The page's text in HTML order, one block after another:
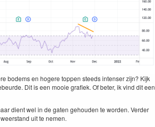
bodems en hogere top­pen steeds intenser zijn? Kijk
Dit is een mooie grafiek. Of beter, ik vind dit een
dient wel in de gat­en gehouden te wor­den. Verder
uit te nemen.